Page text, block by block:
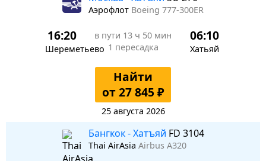
Аэрофлот Boeing 777-300ER
16:20
Шереметьево
в пути 13 ч 50 мин
1 пересадка
06:10
Хатьяй
Найти
от 27 845 ₽
25 августа 2026
Бангкок - Хатъяй FD 3104
Thai AirAsia Airbus A320